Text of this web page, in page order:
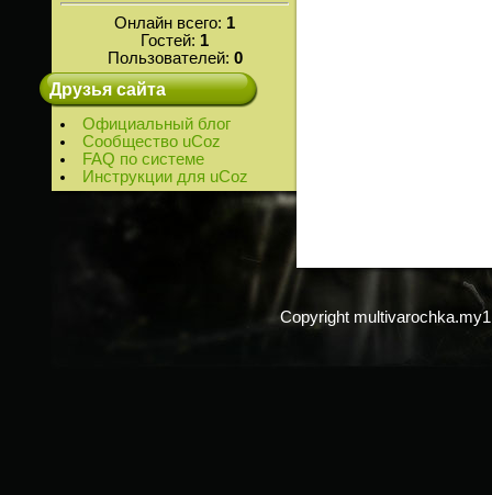
Онлайн всего: 1
Гостей: 1
Пользователей: 0
Друзья сайта
Официальный блог
Сообщество uCoz
FAQ по системе
Инструкции для uCoz
Copyright